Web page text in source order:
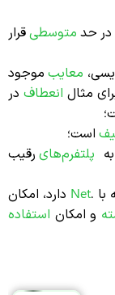
در حد متوسطی قرار
معایب موجود
مثال انعطاف در
است؛
پلتفرم‌های رقیب
با .Net دارد، امکان
و امکان استفاده